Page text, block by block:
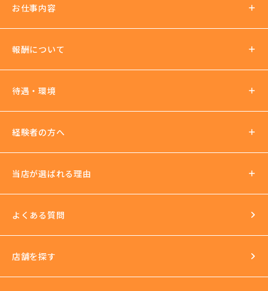
お仕事内容
報酬について
報酬の仕組み
待遇・環境
待遇について
法人運営
イベントもいっぱい
環境
長年の運営実績
経験者の方へ
当店が選ばれる理由
よくある質問
店舗を探す